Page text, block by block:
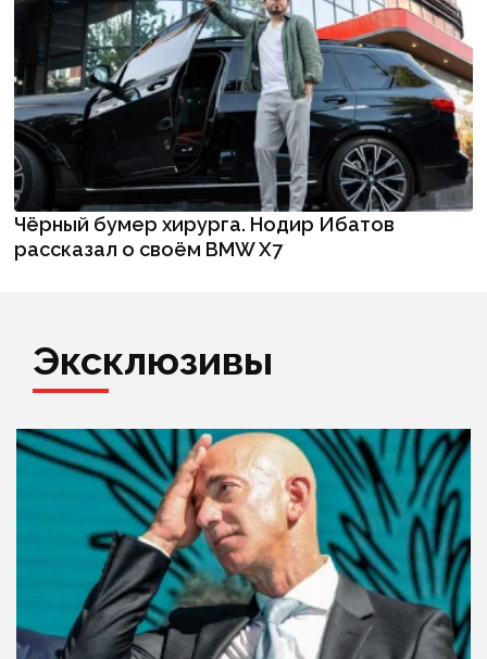
Чёрный бумер хирурга. Нодир Ибатов
рассказал о своём BMW X7
Эксклюзивы